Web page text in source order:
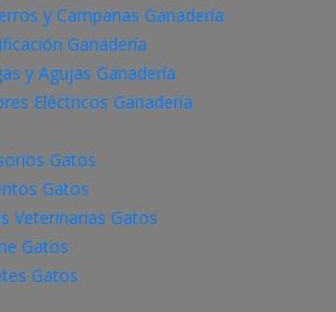
y Campanas Ganadería
Ganadería
y Agujas Ganadería
Eléctricos Ganadería
Gatos
Gatos
Veterinarias Gatos
Gatos
Gatos